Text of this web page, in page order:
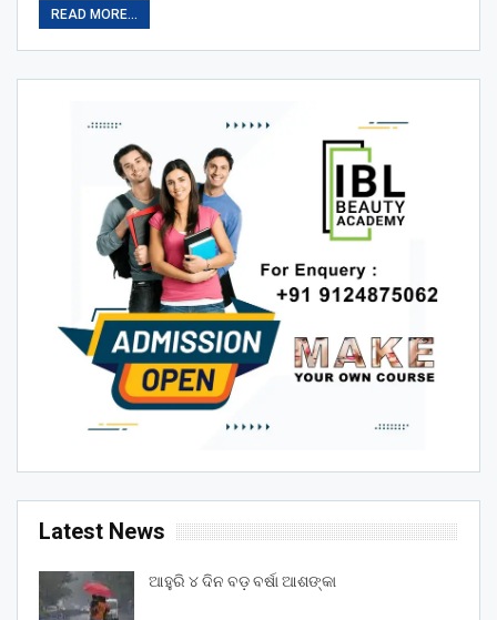
READ MORE...
Latest News
ଆହୁରି ୪ ଦିନ ବଡ଼ ବର୍ଷା ଆଶଙ୍କା